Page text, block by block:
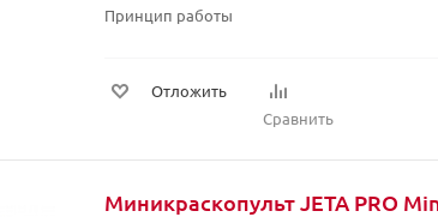
Принцип работы
Отложить
Сравнить
Миникраскопульт JETA PRO